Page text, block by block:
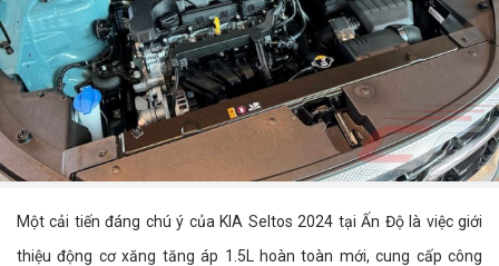
Một cải tiến đáng chú ý của KIA Seltos 2024 tại Ấn Độ là việc giới
thiệu động cơ xăng tăng áp 1.5L hoàn toàn mới, cung cấp công